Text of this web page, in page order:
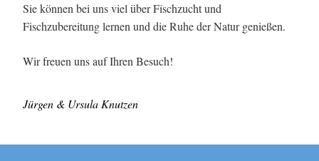
Sie können bei uns viel über Fischzucht und
Fischzubereitung lernen und die Ruhe der Natur genießen.
Wir freuen uns auf Ihren Besuch!
Jürgen & Ursula Knutzen